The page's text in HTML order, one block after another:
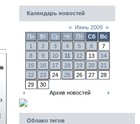
Календарь новостей
« Июнь 2009 »
Пн
Вт Ср Чт Пт Сб
Вс
1
2 3 4 5 6
7
8
9 10 11 12 13
14
15
16 17 18 19 20
21
22
23 24 25 26 27
28
29
30
Архив новостей
Облако тегов